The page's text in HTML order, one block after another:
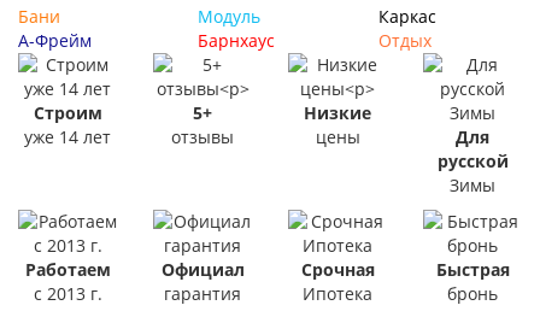
Бани Модуль
Каркас
А-Фрейм
Барнхаус Отдых
Строим
уже 14 лет
5+
отзывы
Низкие
цены
Для
русской
Зимы
Работаем
с 2013 г.
Официал
гарантия
Срочная
Ипотека
Быстрая
бронь